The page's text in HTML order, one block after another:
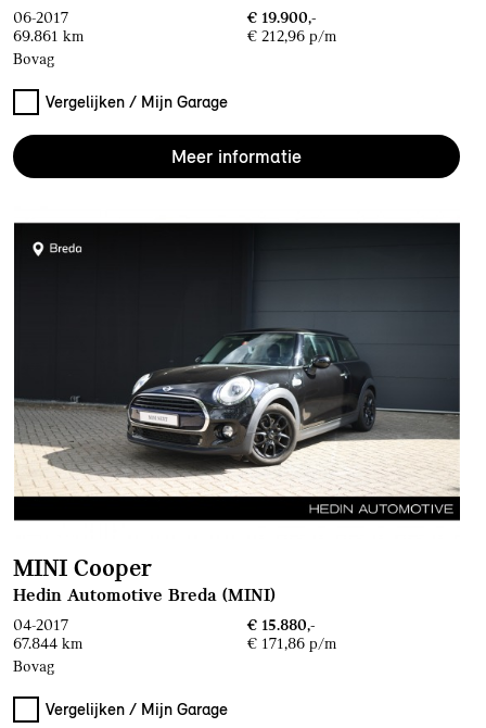
06-2017
€ 19.900,-
69.861 km
€ 212,96 p/m
Bovag
Vergelijken / Mijn Garage
Meer informatie
MINI Cooper
Hedin Automotive Breda (MINI)
04-2017
€ 15.880,-
67.844 km
€ 171,86 p/m
Bovag
Vergelijken / Mijn Garage